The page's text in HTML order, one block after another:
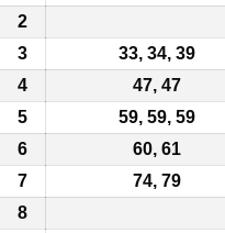
2
3
33, 34, 39
4
47, 47
5
59, 59, 59
6
60, 61
7
74, 79
8